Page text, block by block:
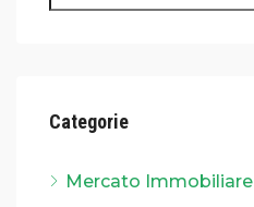
Categorie
Mercato Immobiliare